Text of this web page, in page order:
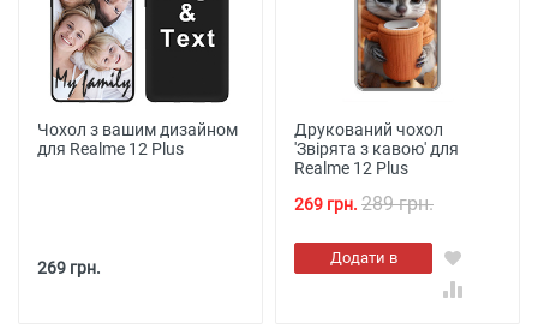
Чохол з вашим дизайном
для Realme 12 Plus
269 грн.
Друкований чохол
'Звірята з кавою' для
Realme 12 Plus
269 грн. 289 грн.
Додати в
кошик